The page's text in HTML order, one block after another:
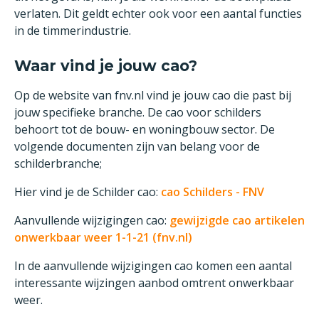
verlaten. Dit geldt echter ook voor een aantal functies
in de timmerindustrie.
Waar vind je jouw cao?
Op de website van fnv.nl vind je jouw cao die past bij
jouw specifieke branche. De cao voor schilders
behoort tot de bouw- en woningbouw sector. De
volgende documenten zijn van belang voor de
schilderbranche;
Hier vind je de Schilder cao: cao Schilders - FNV
Aanvullende wijzigingen cao: gewijzigde cao artikelen
onwerkbaar weer 1-1-21 (fnv.nl)
In de aanvullende wijzigingen cao komen een aantal
interessante wijzingen aanbod omtrent onwerkbaar
weer.